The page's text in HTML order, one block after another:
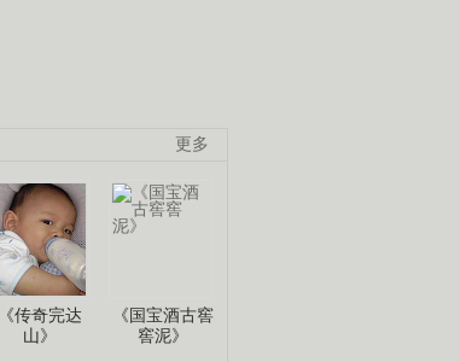
更多
《传奇完达
山》
《国宝酒古窖
窖泥》